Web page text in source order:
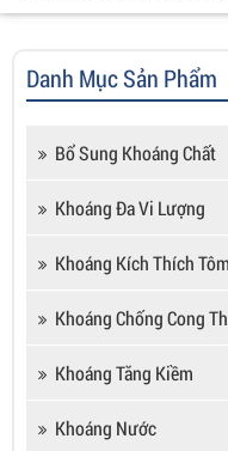
Danh Mục Sản Phẩm
Bổ Sung Khoáng Chất
Khoáng Đa Vi Lượng
Khoáng Kích Thích
Khoáng Chống Cong
Khoáng Tăng Kiềm
Khoáng Nước